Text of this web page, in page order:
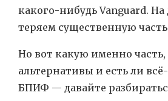
какого-нибудь Vanguard.
теряем существенную
Но вот какую именно часть,
альтернативы и есть ли
БПИФ — давайте